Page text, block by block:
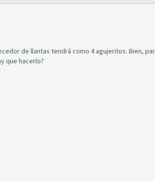
de llantas tendrá como 4 agujeritos. Bien,
que hacerlo?